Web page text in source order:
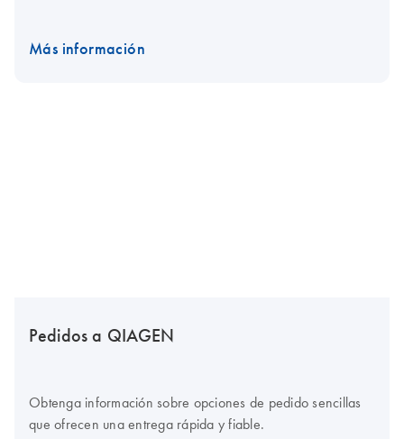
Más información
Pedidos a QIAGEN
Obtenga información sobre opciones de pedido sencillas
que ofrecen una entrega rápida y fiable.